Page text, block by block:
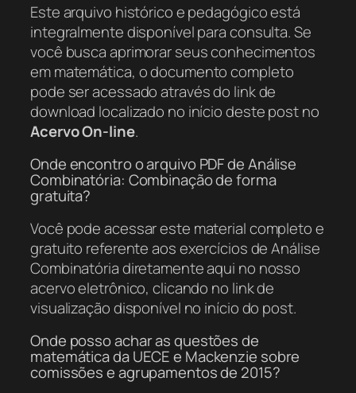
Este arquivo histórico e pedagógico está
integralmente disponível para consulta. Se
você busca aprimorar seus conhecimentos
em matemática, o documento completo
pode ser acessado através do link de
download localizado no início deste post no
Acervo On-line.
Onde encontro o arquivo PDF de Análise
Combinatória: Combinação de forma
gratuita?
Você pode acessar este material completo e
gratuito referente aos exercícios de Análise
Combinatória diretamente aqui no nosso
acervo eletrônico, clicando no link de
visualização disponível no início do post.
Onde posso achar as questões de
matemática da UECE e Mackenzie sobre
comissões e agrupamentos de 2015?